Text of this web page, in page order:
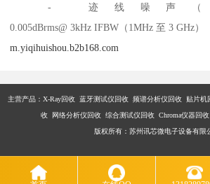
- 迹线噪声（
0.005dBrms@ 3kHz IFBW（1MHz 至 3 GHz）
m.yiqihuishou.b2b168.com
主营产品：X-Ray回收 蓝牙测试仪回收 频谱分析仪回收 贴片
收 网络分析仪回收 综合测试仪回收 Chroma仪器回
版权所有：苏州讯芯微电子设备有限